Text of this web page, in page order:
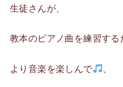
生徒さんが、
教本のピアノ曲を練習する
より音楽を楽しんで 、